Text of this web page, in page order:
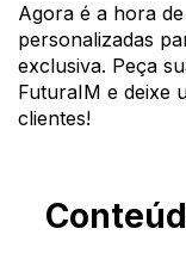
Agora é a hora
personalizadas
exclusiva. Peça
FuturaIM e deixe
clientes!